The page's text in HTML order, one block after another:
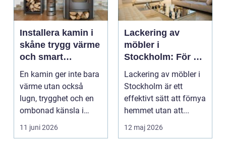
Installera kamin i
skåne trygg värme
och smart
investering
En kamin ger inte bara
värme utan också
lugn, trygghet och en
ombonad känsla i
hemmet. Allt fler hus...
11 juni 2026
Lackering av
möbler i
Stockholm: För ett
hållbart och
snyggt hem
Lackering av möbler i
Stockholm är ett
effektivt sätt att förnya
hemmet utan att...
12 maj 2026